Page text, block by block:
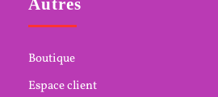
Autres
Boutique
Espace client